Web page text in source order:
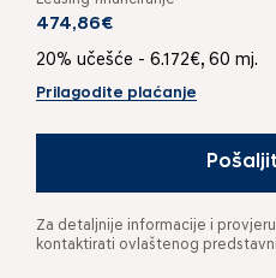
474,86€
20% učešće - 6.172€, 60 mj.
Prilagodite plaćanje
Za detaljnije informacije i
kontaktirati ovlaštenog